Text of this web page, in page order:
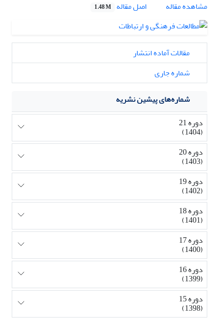
مشاهده مقاله
اصل مقاله 1.48 M
مقالات آماده انتشار
شماره جاری
شماره‌های پیشین نشریه
دوره 21
(1404)
دوره 20
(1403)
دوره 19
(1402)
دوره 18
(1401)
دوره 17
(1400)
دوره 16
(1399)
دوره 15
(1398)